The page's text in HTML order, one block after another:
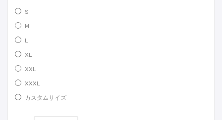
S
M
L
XL
XXL
XXXL
カスタムサイズ